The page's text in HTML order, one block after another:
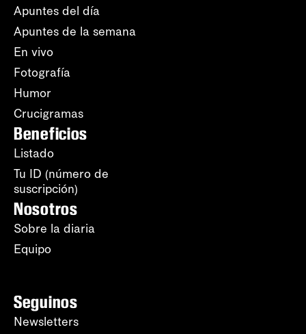
Apuntes del día
Apuntes de la semana
En vivo
Fotografía
Humor
Crucigramas
Beneficios
Listado
Tu ID (número de
suscripción)
Nosotros
Sobre la diaria
Equipo
Seguinos
Newsletters